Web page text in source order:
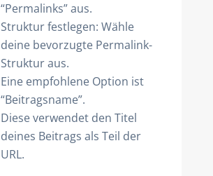
“Permalinks” aus.
Struktur festlegen: Wähle
deine bevorzugte Permalink-
Struktur aus.
Eine empfohlene Option ist
“Beitragsname”.
Diese verwendet den Titel
deines Beitrags als Teil der
URL.